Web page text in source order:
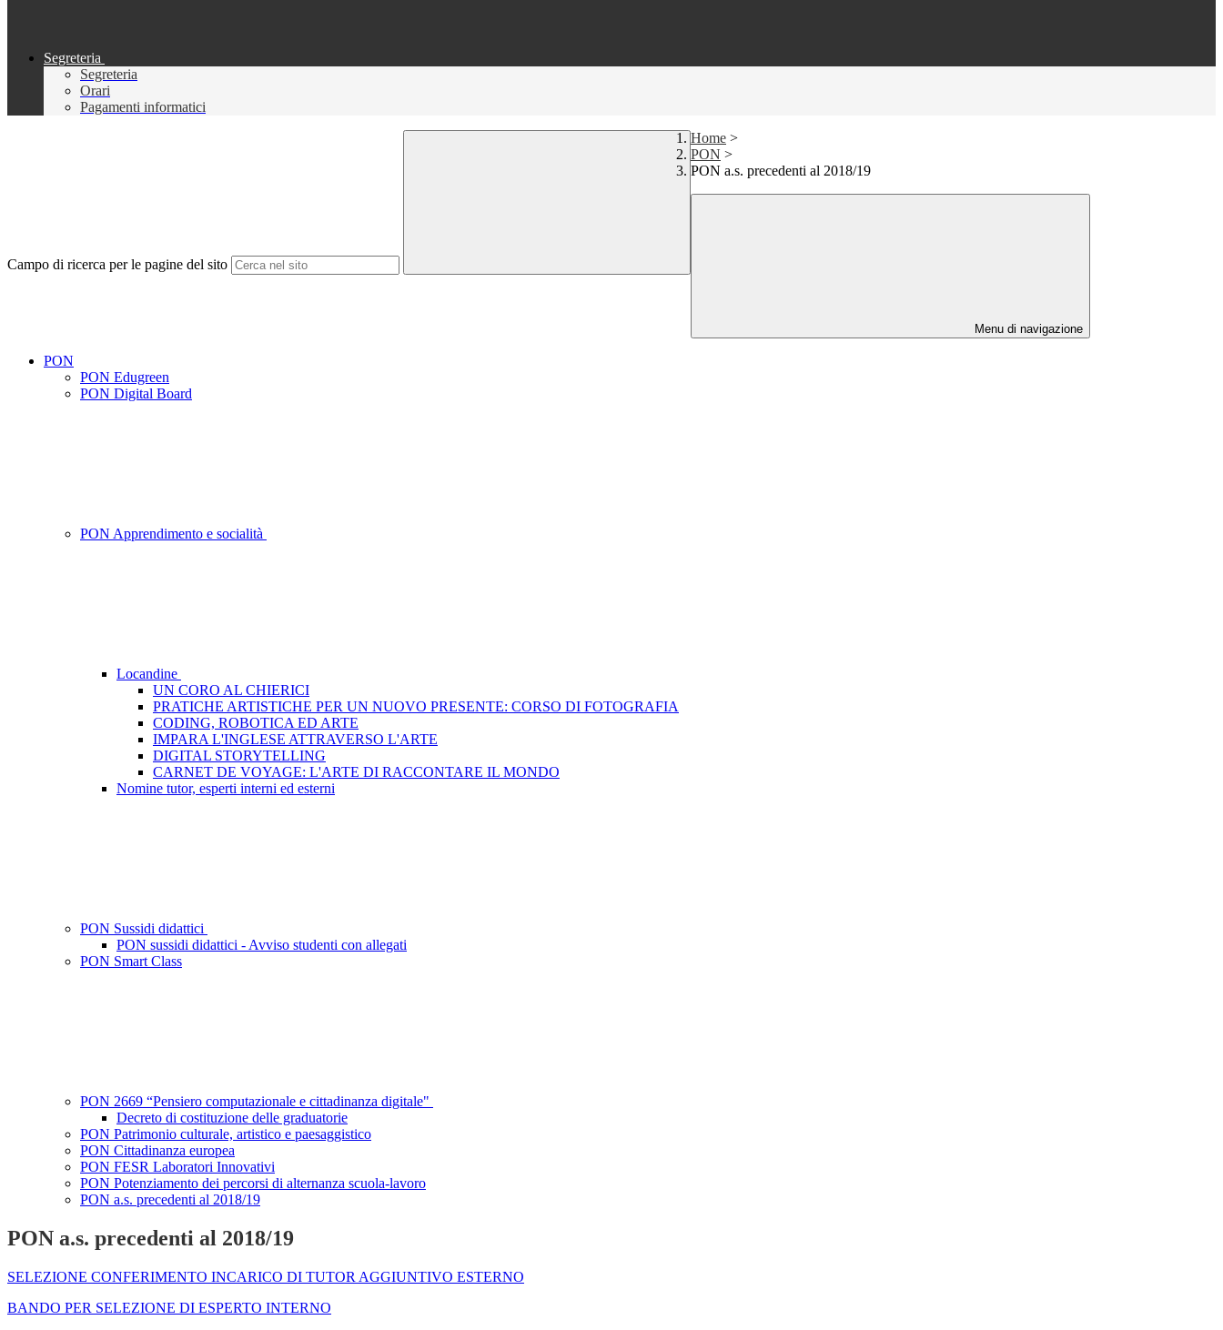
Segreteria
Segreteria
Orari
Pagamenti informatici
Campo di ricerca per le pagine del sito
Home >
PON >
PON a.s. precedenti al 2018/19
Menu di navigazione
PON
PON Edugreen
PON Digital Board
PON Apprendimento e socialità
Locandine
UN CORO AL CHIERICI
PRATICHE ARTISTICHE PER UN NUOVO PRESENTE: CORSO DI FOTOGRAFIA
CODING, ROBOTICA ED ARTE
IMPARA L'INGLESE ATTRAVERSO L'ARTE
DIGITAL STORYTELLING
CARNET DE VOYAGE: L'ARTE DI RACCONTARE IL MONDO
Nomine tutor, esperti interni ed esterni
PON Sussidi didattici
PON sussidi didattici - Avviso studenti con allegati
PON Smart Class
PON 2669 “Pensiero computazionale e cittadinanza digitale"
Decreto di costituzione delle graduatorie
PON Patrimonio culturale, artistico e paesaggistico
PON Cittadinanza europea
PON FESR Laboratori Innovativi
PON Potenziamento dei percorsi di alternanza scuola-lavoro
PON a.s. precedenti al 2018/19
PON a.s. precedenti al 2018/19
SELEZIONE CONFERIMENTO INCARICO DI TUTOR AGGIUNTIVO ESTERNO
BANDO PER SELEZIONE DI ESPERTO INTERNO